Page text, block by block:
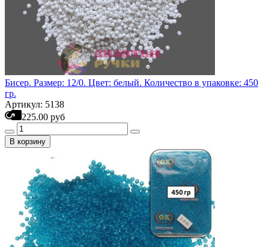
Бисер. Размер: 12/0. Цвет: белый. Количество в упаковке: 450
гр.
Артикул: 5138
225.00 руб
В корзину